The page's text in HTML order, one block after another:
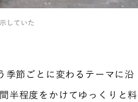
していた
う季節ごとに変わるテーマに沿
半程度をかけてゆっくりと料